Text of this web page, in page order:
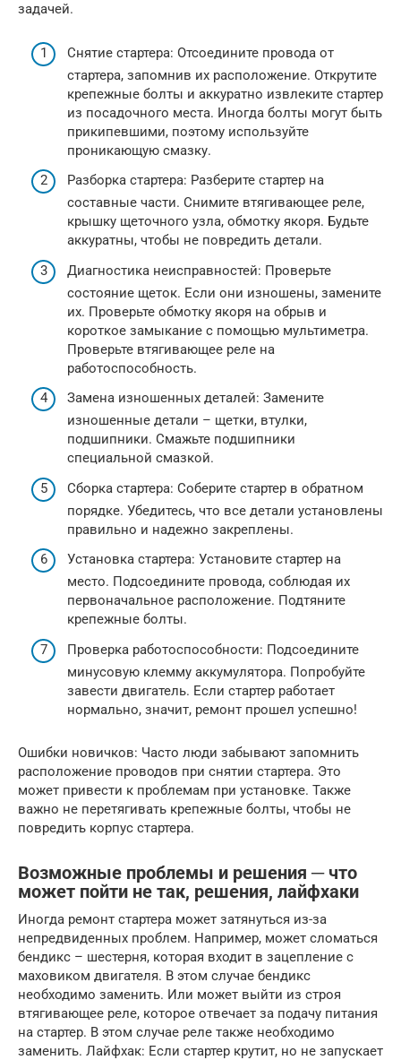
задачей.
Снятие стартера: Отсоедините провода от
стартера, запомнив их расположение. Открутите
крепежные болты и аккуратно извлеките стартер
из посадочного места. Иногда болты могут быть
прикипевшими, поэтому используйте
проникающую смазку.
Разборка стартера: Разберите стартер на
составные части. Снимите втягивающее реле,
крышку щеточного узла, обмотку якоря. Будьте
аккуратны, чтобы не повредить детали.
Диагностика неисправностей: Проверьте
состояние щеток. Если они изношены, замените
их. Проверьте обмотку якоря на обрыв и
короткое замыкание с помощью мультиметра.
Проверьте втягивающее реле на
работоспособность.
Замена изношенных деталей: Замените
изношенные детали – щетки, втулки,
подшипники. Смажьте подшипники
специальной смазкой.
Сборка стартера: Соберите стартер в обратном
порядке. Убедитесь, что все детали установлены
правильно и надежно закреплены.
Установка стартера: Установите стартер на
место. Подсоедините провода, соблюдая их
первоначальное расположение. Подтяните
крепежные болты.
Проверка работоспособности: Подсоедините
минусовую клемму аккумулятора. Попробуйте
завести двигатель. Если стартер работает
нормально, значит, ремонт прошел успешно!
Ошибки новичков: Часто люди забывают запомнить
расположение проводов при снятии стартера. Это
может привести к проблемам при установке. Также
важно не перетягивать крепежные болты, чтобы не
повредить корпус стартера.
Возможные проблемы и решения ─ что
может пойти не так, решения, лайфхаки
Иногда ремонт стартера может затянуться из-за
непредвиденных проблем. Например, может сломаться
бендикс – шестерня, которая входит в зацепление с
маховиком двигателя. В этом случае бендикс
необходимо заменить. Или может выйти из строя
втягивающее реле, которое отвечает за подачу питания
на стартер. В этом случае реле также необходимо
заменить. Лайфхак: Если стартер крутит, но не запускает